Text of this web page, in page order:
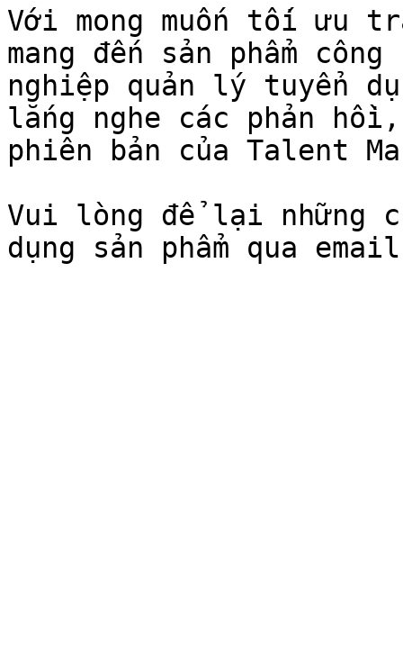
Với mong muốn tối ưu
mang đến sản phẩm
nghiệp quản lý tuyển
lắng nghe các phản
phiên bản của Talent
Vui lòng để lại những